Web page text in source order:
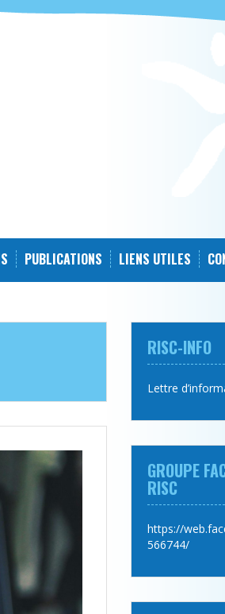
PUBLICATIONS LIENS UTILES
RISC-INFO
Lettre
GROUPE
RISC
https://
566744/